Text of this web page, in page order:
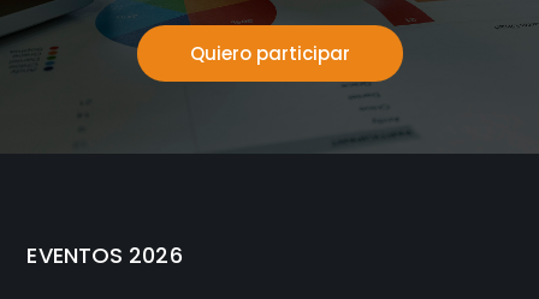
Quiero participar
EVENTOS 2026